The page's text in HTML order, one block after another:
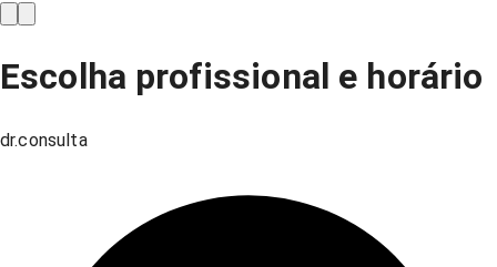
Escolha profissional e horário
dr.consulta